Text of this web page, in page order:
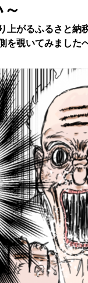
上がるふるさと納
を覗いてみました